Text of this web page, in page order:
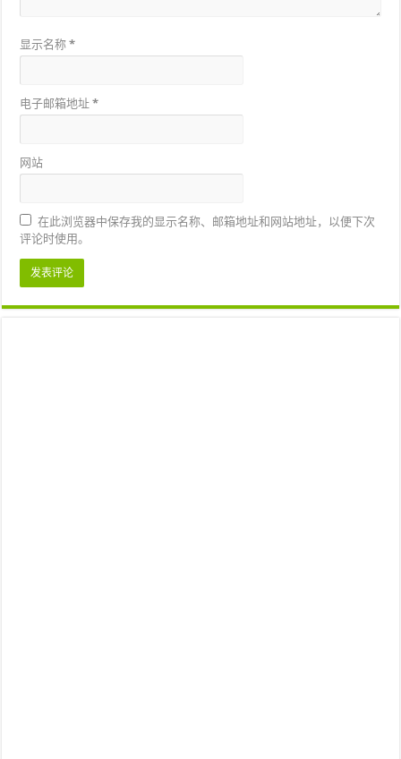
显示名称*
电子邮箱地址*
网站
在此浏览器中保存我的显示名称、邮箱地址和网站地址，以便下次
评论时使用。